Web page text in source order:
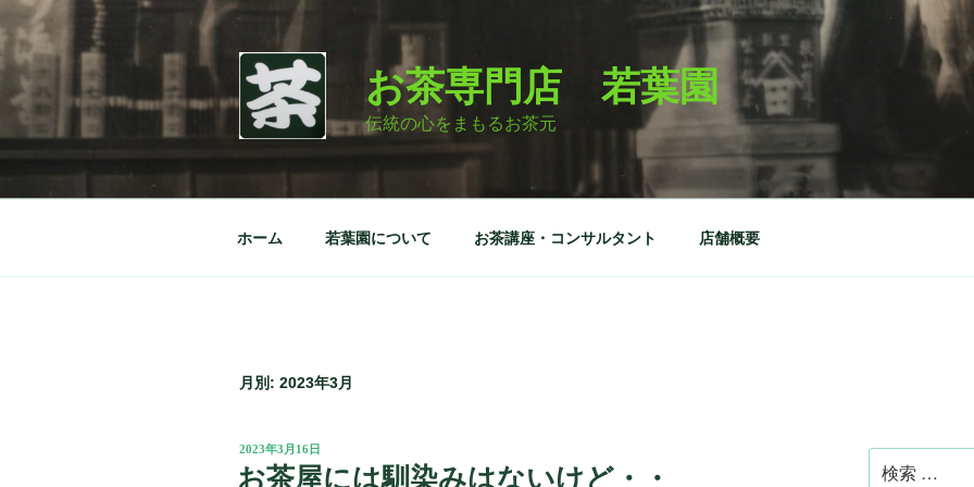
ン
テ
へ
キ
お茶専門店 若葉園
伝統の心をまもるお茶元
ホーム 若葉園について お茶講座・コンサルタント 店舗概要
月別: 2023年3月
投
稿
日:
2023年3月16日
お茶屋には馴染みはないけど・・
索: